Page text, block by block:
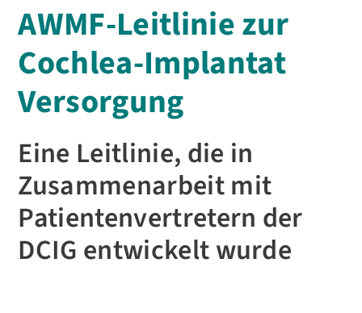
AWMF-Leitlinie zur
Cochlea-Implantat
Versorgung
Eine Leitlinie, die in
Zusammenarbeit mit
Patientenvertretern der
DCIG entwickelt wurde